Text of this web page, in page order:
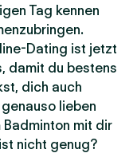
Tag kennen
Dating ist jetzt
damit du bestens
dich auch
lieben
mit dir
nicht genug?